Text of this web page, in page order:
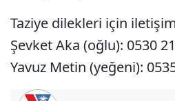
Taziye dilekleri için
Şevket Aka (oğlu): 0530
Yavuz Metin (yeğeni):